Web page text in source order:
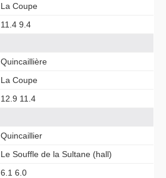
La Coupe
11.4 9.4
Quincaillière
La Coupe
12.9 11.4
Quincaillier
Le Souffle de la Sultane (hall)
6.1 6.0